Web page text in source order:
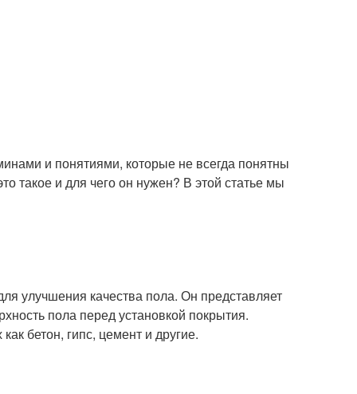
и понятиями, которые не всегда понятны
такое и для чего он нужен? В этой статье мы
улучшения качества пола. Он представляет
пола перед установкой покрытия.
бетон, гипс, цемент и другие.